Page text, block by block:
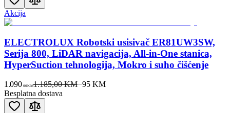
Akcija
ELECTROLUX Robotski usisivač ER81UW3SW,
Serija 800, LiDAR navigacija, All-in-One stanica,
HyperSuction tehnologija, Mokro i suho čišćenje
1.090 00KM1.185,00 KM−95KM
Besplatna dostava